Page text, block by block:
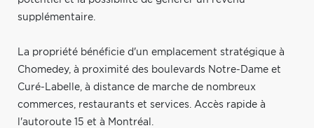
supplémentaire.
La propriété bénéficie d'un emplacement stratégique à
Chomedey, à proximité des boulevards Notre-Dame et
Curé-Labelle, à distance de marche de nombreux
commerces, restaurants et services. Accès rapide à
l'autoroute 15 et à Montréal.